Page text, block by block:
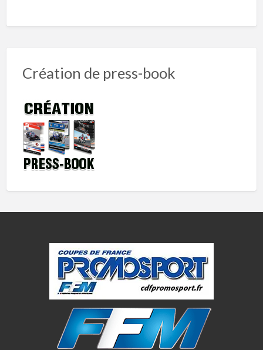
Création de press-book